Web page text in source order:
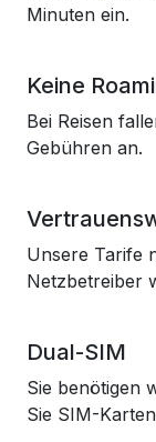
Minuten ein.
Keine
Bei Reisen
Gebühren an.
Unsere Tarife
Netzbetreiber
Dual-SIM
Sie benötigen
Sie SIM-